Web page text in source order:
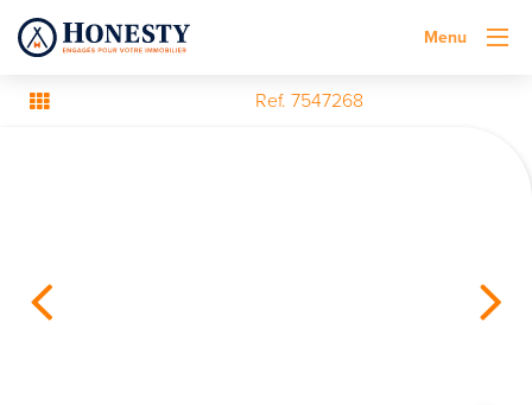
Menu
Ref. 7547268